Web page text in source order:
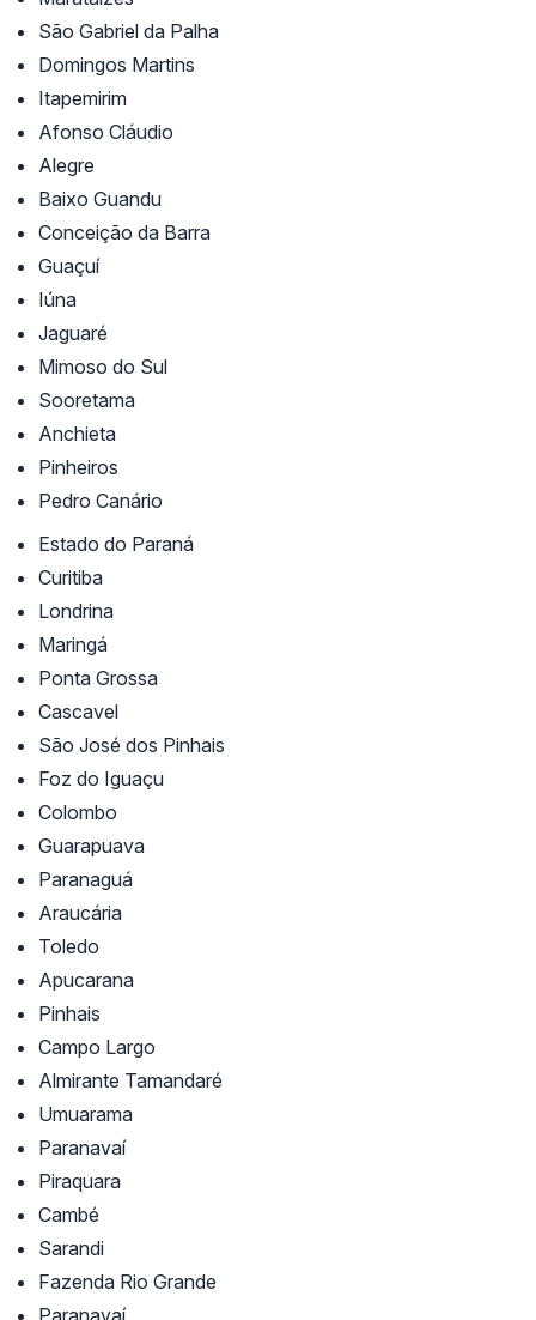
São Gabriel da Palha
Domingos Martins
Itapemirim
Afonso Cláudio
Alegre
Baixo Guandu
Conceição da Barra
Guaçuí
Iúna
Jaguaré
Mimoso do Sul
Sooretama
Anchieta
Pinheiros
Pedro Canário
Estado do Paraná
Curitiba
Londrina
Maringá
Ponta Grossa
Cascavel
São José dos Pinhais
Foz do Iguaçu
Colombo
Guarapuava
Paranaguá
Araucária
Toledo
Apucarana
Pinhais
Campo Largo
Almirante Tamandaré
Umuarama
Paranavaí
Piraquara
Cambé
Sarandi
Fazenda Rio Grande